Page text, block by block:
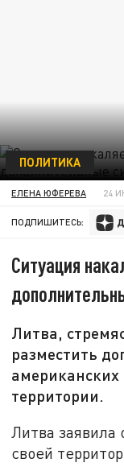
ПОЛИТИКА
ЕЛЕНА ЮФЕРЕВА 24
ПОДПИШИТЕСЬ:
Ситуация
Литва,
разместить
американских
территории.
Литва заявила
своей